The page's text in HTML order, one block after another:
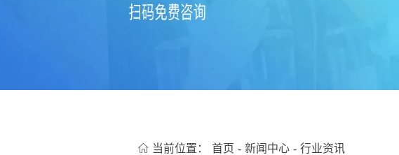
当前位置： 首页 - 新闻中心 - 行业资讯